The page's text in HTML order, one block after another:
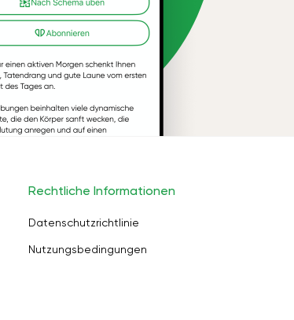
Rechtliche Informationen
Datenschutzrichtlinie
Nutzungsbedingungen